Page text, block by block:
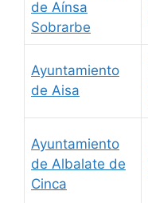
de Aínsa
Sobrarbe
Ayuntamiento
de Aisa
Ayuntamiento
de Albalate de
Cinca